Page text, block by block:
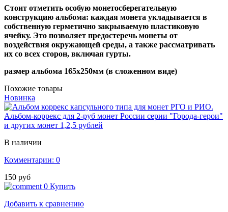
Стоит отметить особую монетосберегательную
конструкцию альбома: каждая монета укладывается в
собственную герметично закрываемую пластиковую
ячейку. Это позволяет предостеречь монеты от
воздействия окружающей среды, а также рассматривать
их со всех сторон, включая гурты.
размер альбома 165х250мм (в сложенном виде)
Похожие товары
Новинка
Альбом-коррекс для 2-руб монет России серии "Города-герои"
и других монет 1,2,5 рублей
В наличии
Комментарии: 0
150 руб
0 Купить
Добавить к сравнению